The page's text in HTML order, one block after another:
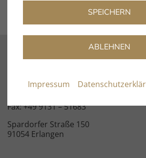
Kontakt
info@clearaudio.de
Fax: +49 9131 – 51683
Spardorfer Straße 150
91054 Erlangen
SPEICHERN
ABLEHNEN
Impressum